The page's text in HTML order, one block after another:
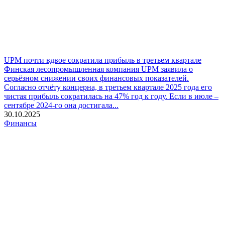
UPM почти вдвое сократила прибыль в третьем квартале
Финская лесопромышленная компания UPM заявила о
серьёзном снижении своих финансовых показателей.
Согласно отчёту концерна, в третьем квартале 2025 года его
чистая прибыль сократилась на 47% год к году. Если в июле –
сентябре 2024‑го она достигала...
30.10.2025
Финансы